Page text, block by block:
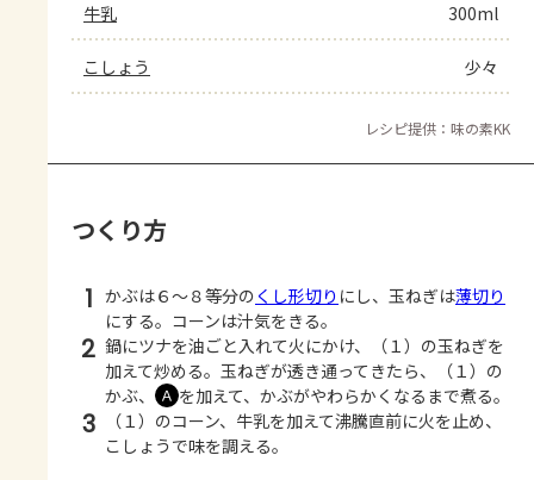
牛乳 300ml
こしょう 少々
レシピ提供：味の素KK
つくり方
1 かぶは６～８等分の くし形切り にし、玉ねぎは薄切り
にする。コーンは汁気をきる。
2 鍋にツナを油ごと入れて火にかけ、（１）の玉ねぎを
加えて炒める。玉ねぎが透き通ってきたら、（１）の
かぶ、
Ａ を加えて、かぶがやわらかくなるまで煮る。
3
（１）のコーン、牛乳を加えて沸騰直前に火を止め、
こしょうで味を調える。